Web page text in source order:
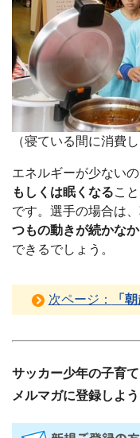
（寝ている間に消費
エネルギーが少ない
もしくは眠くなるこ
です。選手の場合は
つもの動きが続かな
できるでしょう。
次ページ： 「
サッカー少年の子育
メルマガに登録しよう